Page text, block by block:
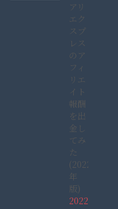
アリ
エク
スプ
レス
のア
フィ
リエ
イト
報酬
を出
金し
てみ
た
(2022
年
版)
2022